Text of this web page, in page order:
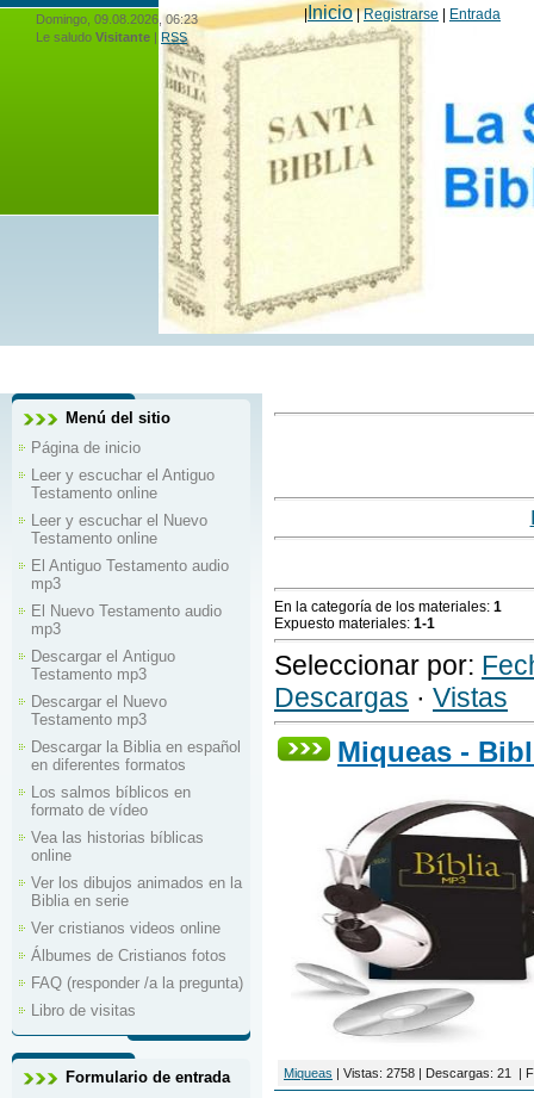
Domingo, 09.08.2026, 06:23
Le saludo Visitante | RSS
|Inicio|Registrarse Entrada
Menú del sitio
Página de inicio
Leer y escuchar el Antiguo
Testamento online
Leer y escuchar el Nuevo
Testamento online
El Antiguo Testamento audio
mp3
El Nuevo Testamento audio
mp3
Descargar el Аntiguo
Testamento mp3
Descargar el Nuevo
Testamento mp3
Descargar la Biblia en español
en diferentes formatos
Los salmos bíblicos en
formato de vídeo
Vea las historias bíblicas
online
Ver los dibujos animados en la
Biblia en serie
Ver cristianos videos online
Álbumes de Cristianos fotos
FAQ (responder /a la pregunta)
Libro de visitas
Formulario de entrada
En la categoría de los materiales: 1
Expuesto materiales: 1-1
Seleccionar por:
Descargas · Vistas
Miqueas -
Miqueas | Vistas: 2758 | Descargas: 21 |